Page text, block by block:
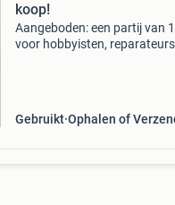
koop!
Aangeboden: een partij van
voor hobbyisten,
Gebruikt Ophalen of